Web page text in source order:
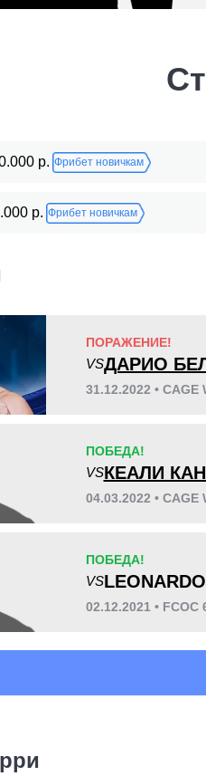
3
р. Фрибет новичкам
р. Фрибет новичкам
ПОРАЖЕНИЕ!
VSДАРИО
31.12.2022 • CAGE
ПОБЕДА!
VSКЕАЛИ
04.03.2022 • CAGE
ПОБЕДА!
VS
02.12.2021 • FCOC